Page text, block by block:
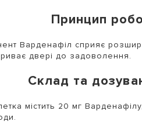
Принцип
Варденафіл сприяє
двері до задоволення.
Склад та
містить 20 мг